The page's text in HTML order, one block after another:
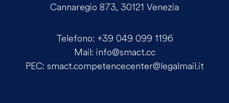
Cannaregio 873, 30121 Venezia
Telefono: +39 049 099 1196
Mail: info@smact.cc
PEC: smact.competencecenter@legalmail.it